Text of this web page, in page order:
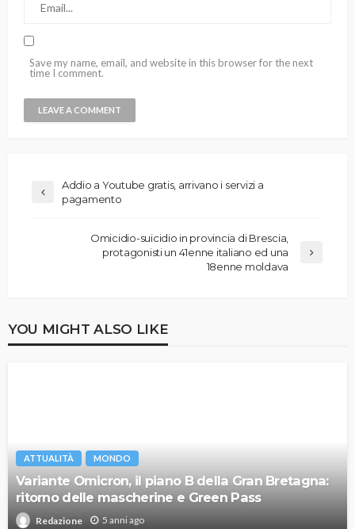
Save my name, email, and website in this browser for the next
time I comment.
Addio a Youtube gratis, arrivano i servizi a
pagamento
Omicidio-suicidio in provincia di Brescia,
protagonisti un 41enne italiano ed una
18enne moldava
YOU MIGHT ALSO LIKE
ATTUALITÀ MONDO
Variante Omicron, il piano B della Gran Bretagna:
ritorno delle mascherine e Green Pass
Redazione 5 anni ago